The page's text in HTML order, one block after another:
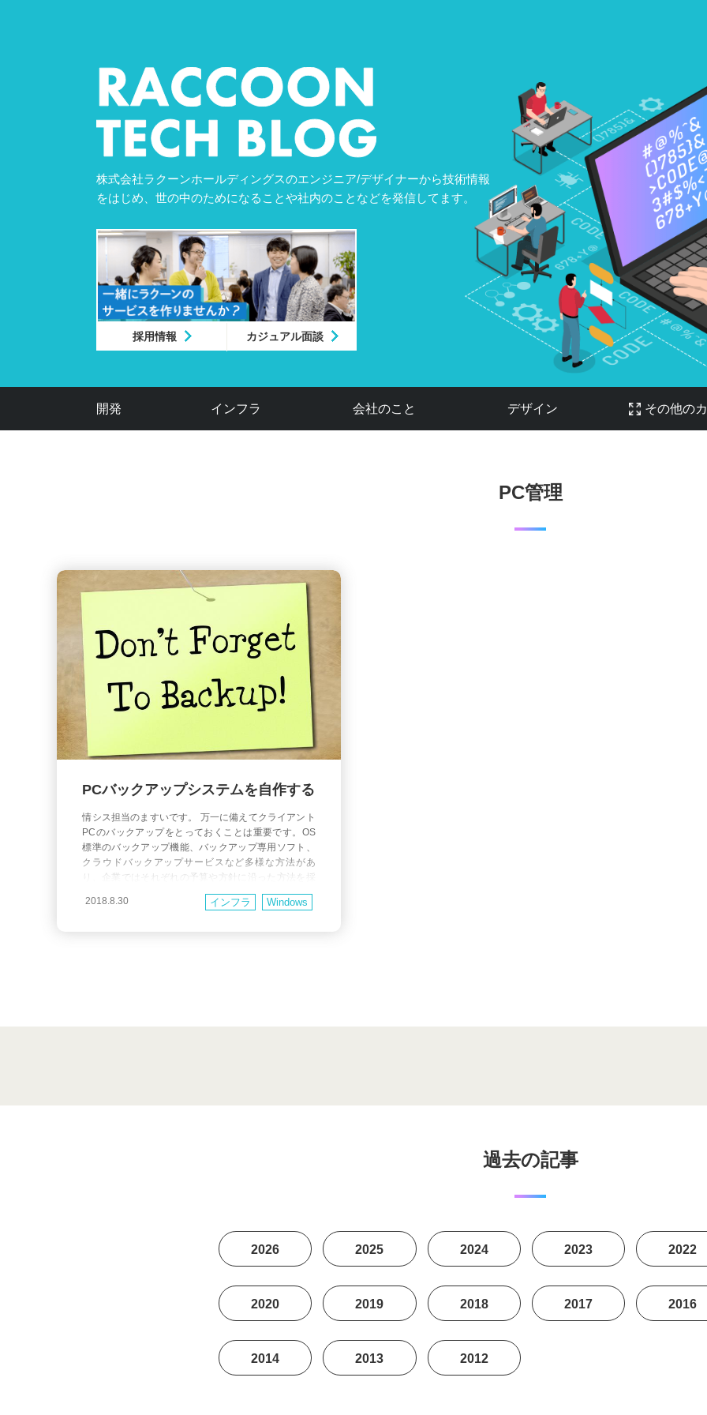
株式会社ラクーンホールディングスのエンジニア/デザイナーから技術情報
をはじめ、世の中のためになることや社内のことなどを発信してます。
採用情報 カジュアル面談
開発 インフラ 会社のこと デザイン その他の
PC管理
PCバックアップシステムを自作する
情シス担当のますいです。 万一に備えてクライアント
PCのバックアップをとっておくことは重要です。OS
標準のバックアップ機能、バックアップ専用ソフト、
クラウドバックアップサービスなど多様な方法があ
り、企業ではそれぞれの予算や方針に沿った方法を採
用していると思います。 自作の経緯 弊社では、1年
前まで「Windows Server Essenetialsエクスペリエン
2018.8.30 インフラ Windows
過去の記事
2026 2025 2024 2023 2022
2020 2019 2018 2017 2016
2014 2013 2012